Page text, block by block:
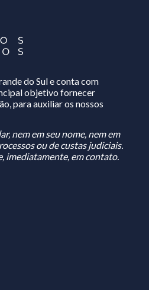
do Sul e conta com
objetivo fornecer
para auxiliar os nossos
nem em seu nome, nem em
ou de custas judiciais.
imediatamente, em contato.